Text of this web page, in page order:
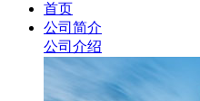
首页
公司简介
公司介绍